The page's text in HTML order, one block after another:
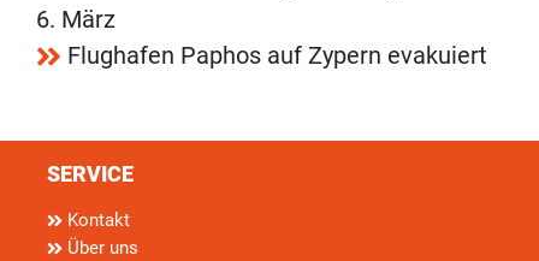
6. März
Flughafen Paphos auf Zypern evakuiert
SERVICE
Kontakt
Über uns